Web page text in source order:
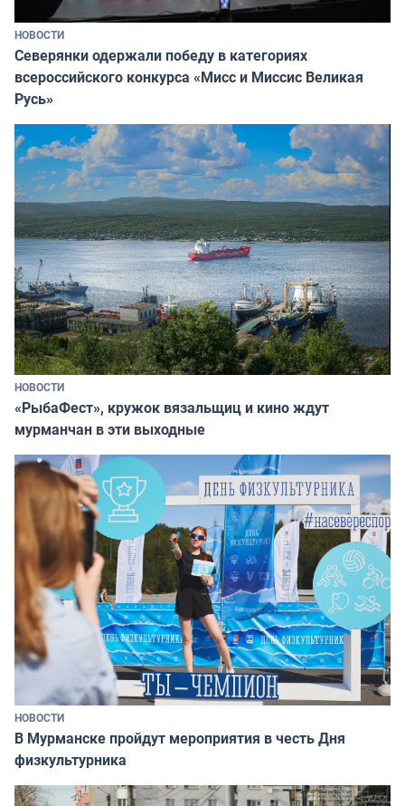
НОВОСТИ
Северянки одержали победу в категориях
всероссийского конкурса «Мисс и Миссис Великая
Русь»
НОВОСТИ
«РыбаФест», кружок вязальщиц и кино ждут
мурманчан в эти выходные
НОВОСТИ
В Мурманске пройдут мероприятия в честь Дня
физкультурника